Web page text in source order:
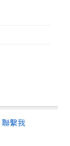
聯繫我